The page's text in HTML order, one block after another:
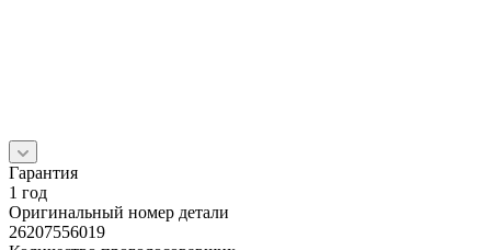
Гарантия
1 год
Оригинальный номер детали
26207556019